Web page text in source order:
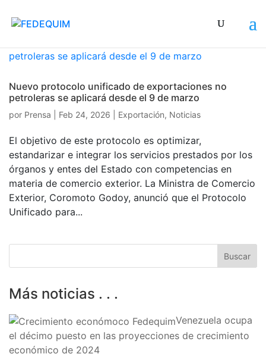
Nuevo protocolo unificado de exportaciones no
petroleras se aplicará desde el 9 de marzo
por Prensa Feb 24, 2026 Exportación, Noticias
El objetivo de este protocolo es optimizar,
estandarizar e integrar los servicios prestados por los
órganos y entes del Estado con competencias en
materia de comercio exterior. La Ministra de Comercio
Exterior, Coromoto Godoy, anunció que el Protocolo
Unificado para...
Más noticias . . .
Venezuela ocupa
el décimo puesto en las proyecciones de crecimiento
económico de 2024